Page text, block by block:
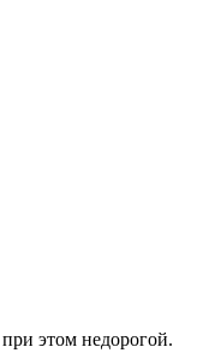
этом недорогой.